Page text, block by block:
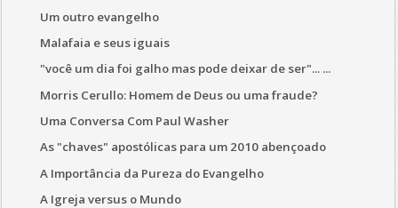
Um outro evangelho
Malafaia e seus iguais
"você um dia foi galho mas pode deixar de ser"... ...
Morris Cerullo: Homem de Deus ou uma fraude?
Uma Conversa Com Paul Washer
As "chaves" apostólicas para um 2010 abençoado
A Importância da Pureza do Evangelho
A Igreja versus o Mundo